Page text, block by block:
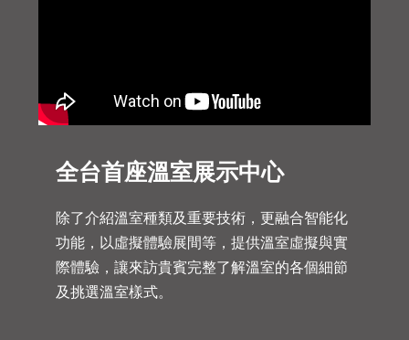
全台首座溫室展示中心
除了介紹溫室種類及重要技術，更融合智能化
功能，以虛擬體驗展間等，提供溫室虛擬與實
際體驗，讓來訪貴賓完整了解溫室的各個細節
及挑選溫室樣式。